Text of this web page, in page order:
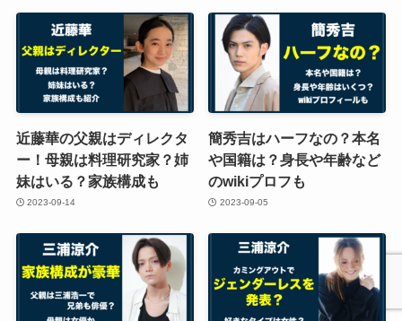
近藤華の父親はディレクタ
ー！母親は料理研究家？姉
妹はいる？家族構成も
2023-09-14
簡秀吉はハーフなの？本名
や国籍は？身長や年齢など
のwikiプロフも
2023-09-05